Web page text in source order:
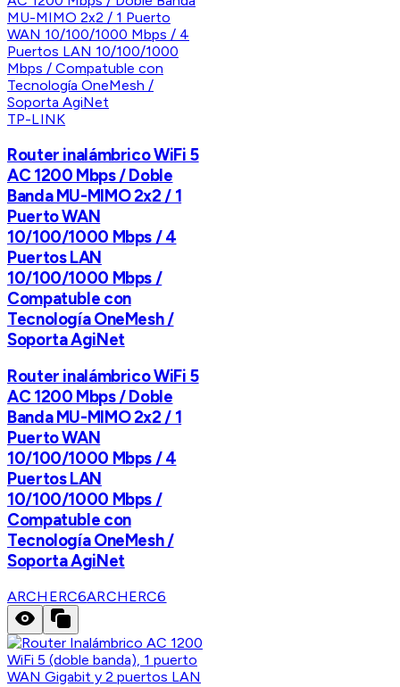
TP-LINK
Router inalámbrico WiFi 5
AC 1200 Mbps / Doble
Banda MU-MIMO 2x2 / 1
Puerto WAN
10/100/1000 Mbps / 4
Puertos LAN
10/100/1000 Mbps /
Compatuble con
Tecnología OneMesh /
Soporta AgiNet
Router inalámbrico WiFi 5
AC 1200 Mbps / Doble
Banda MU-MIMO 2x2 / 1
Puerto WAN
10/100/1000 Mbps / 4
Puertos LAN
10/100/1000 Mbps /
Compatuble con
Tecnología OneMesh /
Soporta AgiNet
ARCHERC6ARCHERC6